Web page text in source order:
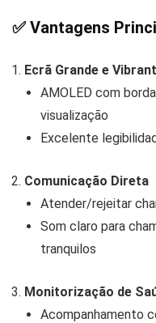
✅ Vantagens
Ecrã Grande e
AMOLED com
visualização
Excelente
Comunicação Direta
Atender/rejeitar
Som claro para
tranquilos
Monitorização de
Acompanhamento